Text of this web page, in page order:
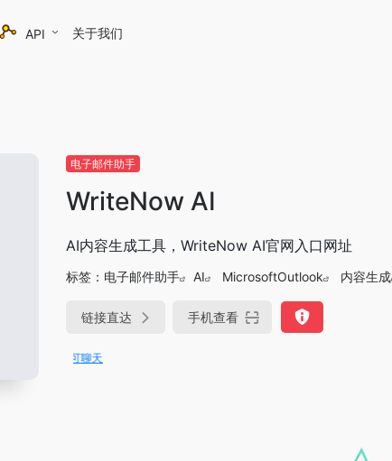
API 关于我们
电子邮件助手
WriteNow AI
AI内容生成工具，WriteNow AI官网入口网址
标签： 电子邮件助手 AI MicrosoftOutlook 内容生成
链接直达 手机查看